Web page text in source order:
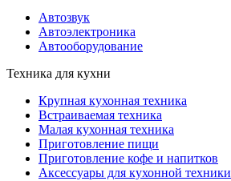
Автозвук
Автоэлектроника
Автооборудование
Техника для кухни
Крупная кухонная техника
Встраиваемая техника
Малая кухонная техника
Приготовление пищи
Приготовление кофе и напитков
Аксессуары для кухонной техники